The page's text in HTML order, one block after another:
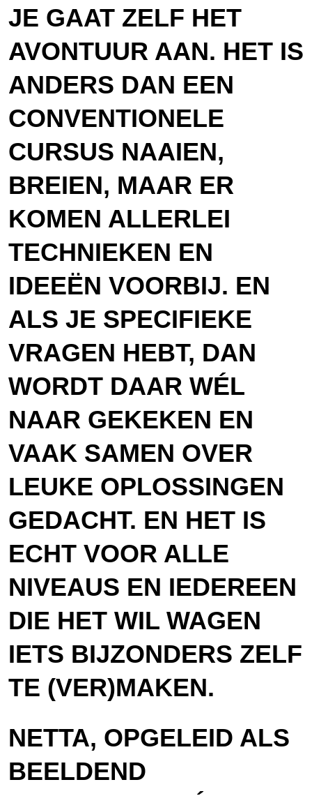
JE GAAT ZELF HET
AVONTUUR AAN. HET IS
ANDERS DAN EEN
CONVENTIONELE
CURSUS NAAIEN,
BREIEN, MAAR ER
KOMEN ALLERLEI
TECHNIEKEN EN
IDEEËN VOORBIJ. EN
ALS JE SPECIFIEKE
VRAGEN HEBT, DAN
WORDT DAAR WÉL
NAAR GEKEKEN EN
VAAK SAMEN OVER
LEUKE OPLOSSINGEN
GEDACHT. EN HET IS
ECHT VOOR ALLE
NIVEAUS EN IEDEREEN
DIE HET WIL WAGEN
IETS BIJZONDERS ZELF
TE (VER)MAKEN.
NETTA, OPGELEID ALS
BEELDEND